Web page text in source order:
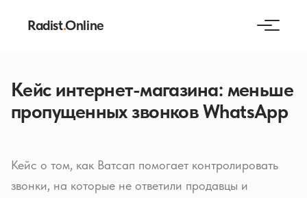
Radist.Online
Кейс интернет-магазина: меньше
пропущенных звонков WhatsApp
Кейс о том, как Ватсап помогает контролировать
звонки, на которые не ответили продавцы и